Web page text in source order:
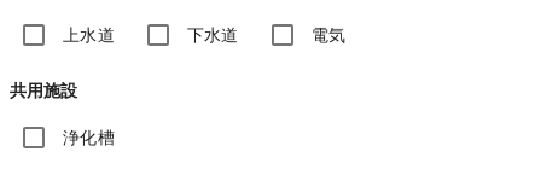
上水道 下水道 電気
共用施設
浄化槽